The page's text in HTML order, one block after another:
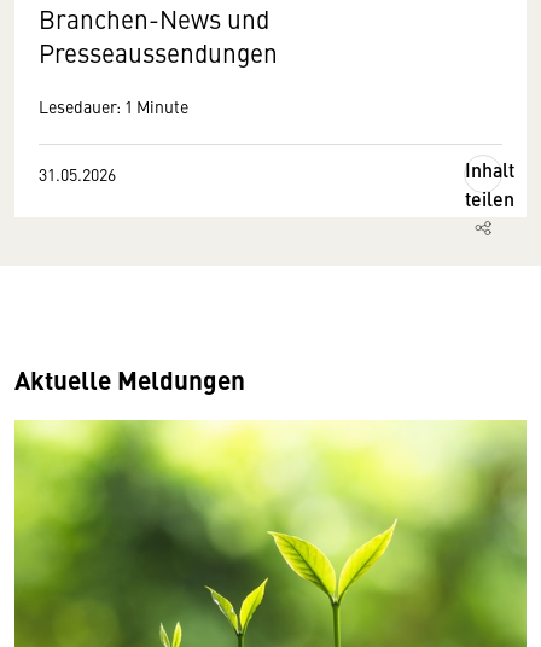
Branchen-News und
Presseaussendungen
Lesedauer: 1 Minute
31.05.2026
Inhalt
teilen
Aktuelle Meldungen